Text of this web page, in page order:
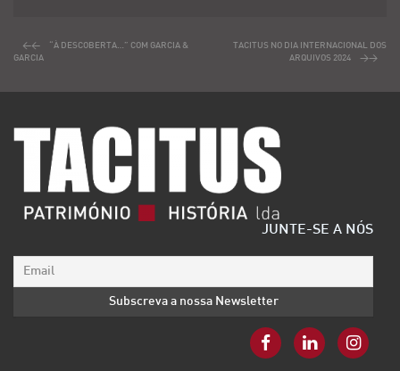
“À DESCOBERTA…” COM GARCIA &
GARCIA
TACITUS NO DIA INTERNACIONAL DOS
ARQUIVOS 2024
JUNTE-SE A NÓS